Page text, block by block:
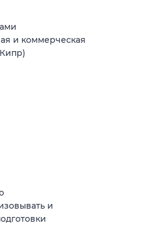
и коммерческая
и